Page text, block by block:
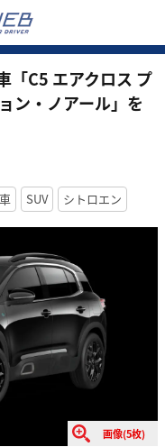
「C5 エアクロス プ
ン・ノアール」を
SUV シトロエン
画像(5枚)